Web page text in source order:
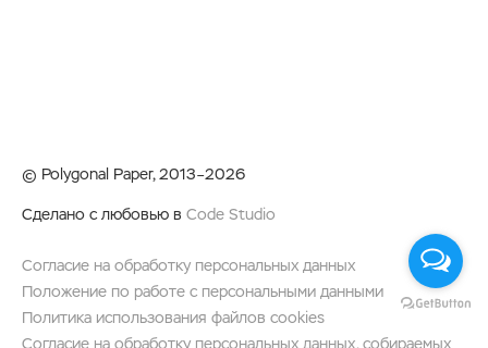
© Polygonal Paper, 2013–2026
Сделано с любовью в Code Studio
Согласие на обработку персональных данных
Положение по работе с персональными данными
Политика использования файлов cookies
Согласие на обработку персональных данных, собираемых